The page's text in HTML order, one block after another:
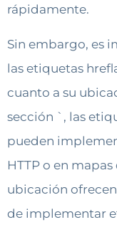
rápidamente.
Sin embargo, es
las etiquetas
cuanto a su
sección `, las
pueden
HTTP o en
ubicación
de implementar